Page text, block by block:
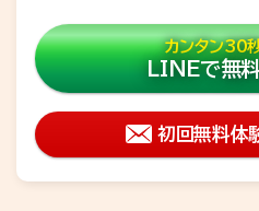
カンタン30
LINEで無
初回無料体